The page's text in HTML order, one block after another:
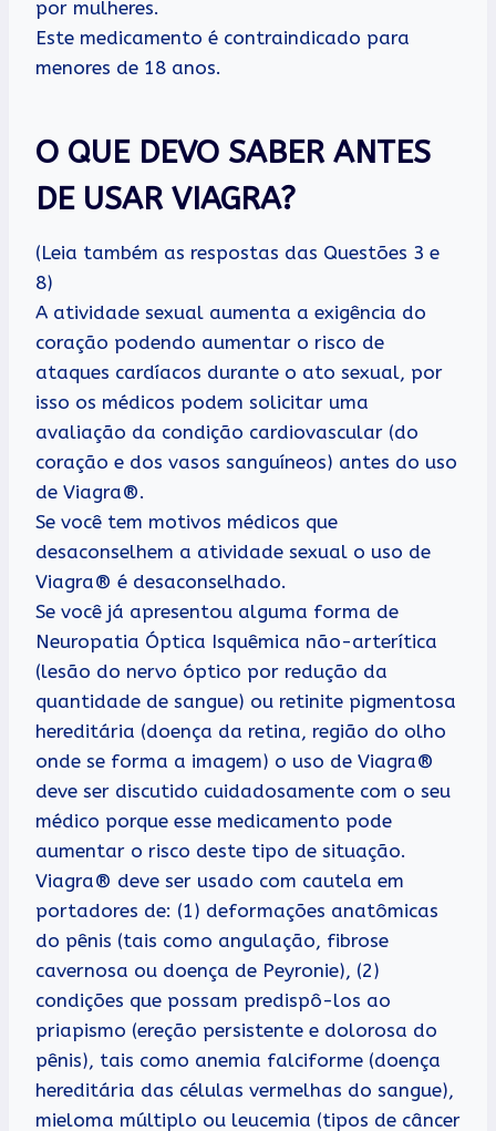
por mulheres.
Este medicamento é contraindicado para
menores de 18 anos.
O QUE DEVO SABER ANTES
DE USAR VIAGRA?
(Leia também as respostas das Questões 3 e
8)
A atividade sexual aumenta a exigência do
coração podendo aumentar o risco de
ataques cardíacos durante o ato sexual, por
isso os médicos podem solicitar uma
avaliação da condição cardiovascular (do
coração e dos vasos sanguíneos) antes do uso
de Viagra®.
Se você tem motivos médicos que
desaconselhem a atividade sexual o uso de
Viagra® é desaconselhado.
Se você já apresentou alguma forma de
Neuropatia Óptica Isquêmica não-arterítica
(lesão do nervo óptico por redução da
quantidade de sangue) ou retinite pigmentosa
hereditária (doença da retina, região do olho
onde se forma a imagem) o uso de Viagra®
deve ser discutido cuidadosamente com o seu
médico porque esse medicamento pode
aumentar o risco deste tipo de situação.
Viagra® deve ser usado com cautela em
portadores de: (1) deformações anatômicas
do pênis (tais como angulação, fibrose
cavernosa ou doença de Peyronie), (2)
condições que possam predispô-los ao
priapismo (ereção persistente e dolorosa do
pênis), tais como anemia falciforme (doença
hereditária das células vermelhas do sangue),
mieloma múltiplo ou leucemia (tipos de câncer